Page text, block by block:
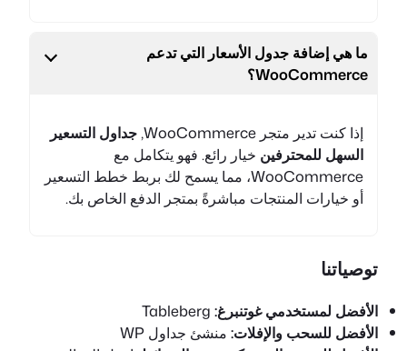
ما هي إضافة جدول الأسعار التي تدعم
WooCommerce؟
إذا كنت تدير متجر WooCommerce,
جداول التسعير
السهل للمحترفين خيار رائع. فهو يتكامل مع
WooCommerce، مما يسمح لك بربط خطط التسعير
أو خيارات المنتجات مباشرةً بمتجر الدفع الخاص بك.
توصياتنا
الأفضل لمستخدمي غوتنبرغ:
الأفضل للسحب والإفلات: منشئ جداول WP